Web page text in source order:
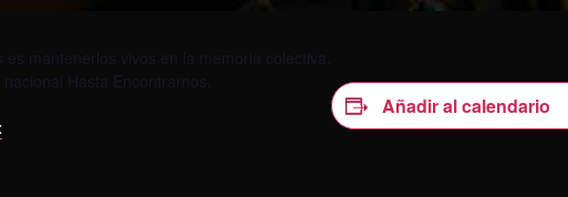
mantenerlos vivos en la memoria colectiva.
Hasta Encontrarnos.
Añadir al calendario